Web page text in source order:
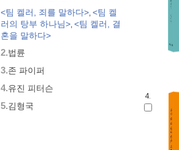
<팀 켈러, 죄를 말하다>, <팀 켈
러의 탕부 하나님>, <팀 켈러, 결
혼을 말하다>
2.법륜
3.존 파이퍼
4.유진 피터슨
5.김형국
4.